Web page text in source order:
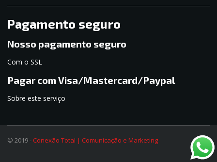
Pagamento seguro
Nosso pagamento seguro
Com o SSL
Pagar com Visa/Mastercard/Paypal
Sobre este serviço
© 2019 - Conexão Total | Comunicação e Marketing